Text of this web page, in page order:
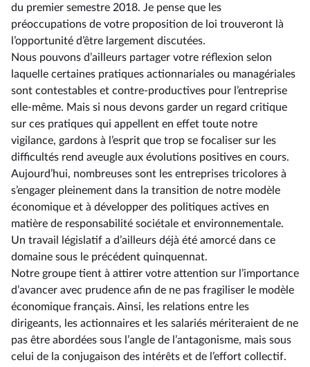
du premier semestre 2018. Je pense que les
préoccupations de votre proposition de loi trouveront là
l’opportunité d’être largement discutées.
Nous pouvons d’ailleurs partager votre réflexion selon
laquelle certaines pratiques actionnariales ou managériales
sont contestables et contre-productives pour l’entreprise
elle-même. Mais si nous devons garder un regard critique
sur ces pratiques qui appellent en effet toute notre
vigilance, gardons à l’esprit que trop se focaliser sur les
difficultés rend aveugle aux évolutions positives en cours.
Aujourd’hui, nombreuses sont les entreprises tricolores à
s’engager pleinement dans la transition de notre modèle
économique et à développer des politiques actives en
matière de responsabilité sociétale et environnementale.
Un travail législatif a d’ailleurs déjà été amorcé dans ce
domaine sous le précédent quinquennat.
Notre groupe tient à attirer votre attention sur l’importance
d’avancer avec prudence afin de ne pas fragiliser le modèle
économique français. Ainsi, les relations entre les
dirigeants, les actionnaires et les salariés mériteraient de ne
pas être abordées sous l’angle de l’antagonisme, mais sous
celui de la conjugaison des intérêts et de l’effort collectif.